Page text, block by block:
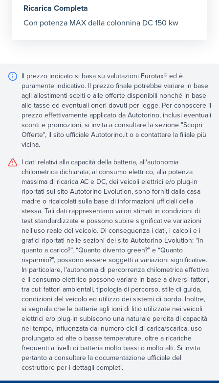
Ricarica Completa
Con potenza MAX della colonnina DC 150 kw
Il prezzo indicato si basa su valutazioni Eurotax® ed è
puramente indicativo. Il prezzo finale potrebbe variare in base
agli allestimenti scelti e alle offerte disponibili nonché in base
alle tasse ed eventuali oneri dovuti per legge. Per conoscere il
prezzo effettivamente applicato da Autotorino, inclusi eventuali
sconti e promozioni, si invita a consultare la sezione "Scopri
Offerte", il sito ufficiale Autotorino.it o a contattare la filiale più
vicina.
I dati relativi alla capacità della batteria, all'autonomia
chilometrica dichiarata, al consumo elettrico, alla potenza
massima di ricarica AC e DC, dei veicoli elettrici e/o plug-in
riportati sul sito Autotorino Evolution, sono forniti dalla casa
madre o ricalcolati sulla base di informazioni ufficiali della
stessa. Tali dati rappresentano valori stimati in condizioni di
test standardizzate e possono subire significative variazioni
nell'uso reale del veicolo. Di conseguenza i dati, i calcoli e i
grafici riportati nelle sezioni del sito Autotorino Evolution: “In
quanto a carico?”, “Quanto divento green?” e “Quanto
risparmio?”, possono essere soggetti a variazioni significative.
In particolare, l'autonomia di percorrenza chilometrica effettiva
e il consumo elettrico possono variare in base a diversi fattori,
tra cui: fattori ambientali, tipologia di percorso, stile di guida,
condizioni del veicolo ed utilizzo dei sistemi di bordo. Inoltre,
si segnala che le batterie agli ioni di litio utilizzate nei veicoli
elettrici e/o plug-in subiscono una naturale perdita di capacità
nel tempo, influenzata dal numero cicli di carica/scarica, uso
prolungato ad alte o basse temperature, oltre a ricariche
frequenti a livelli di batteria molto bassi o molto alti. Si invita
pertanto a consultare la documentazione ufficiale del
costruttore per i dettagli completi.